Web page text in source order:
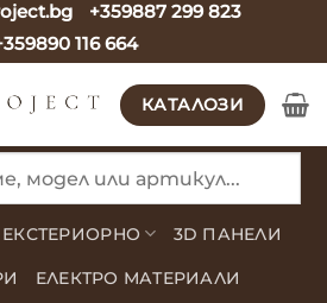
+359887 299 823
116 664
КАТАЛОЗИ
ЕКСТЕРИОРНО 3D ПАНЕЛИ
ЕЛЕКТРО МАТЕРИАЛИ